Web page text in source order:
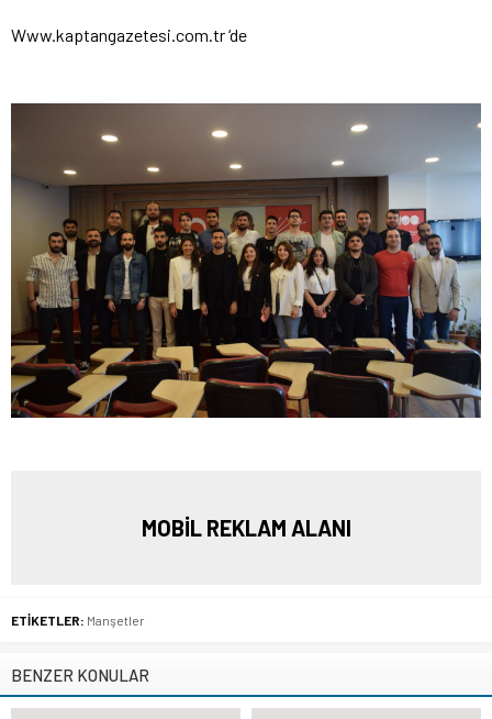
Www.kaptangazetesi.com.tr ‘de
MOBİL REKLAM ALANI
ETİKETLER: Manşetler
BENZER KONULAR